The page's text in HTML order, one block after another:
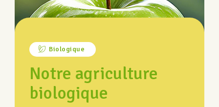
Biologique
Notre agriculture
biologique